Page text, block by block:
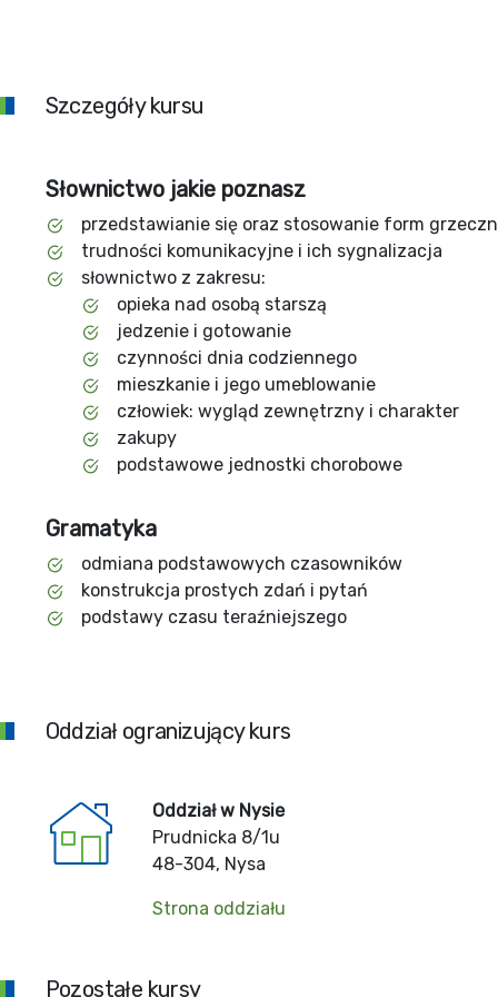
Szczegóły kursu
Słownictwo jakie poznasz
przedstawianie się oraz stosowanie form
trudności komunikacyjne i ich sygnalizacja
słownictwo z zakresu:
opieka nad osobą starszą
jedzenie i gotowanie
czynności dnia codziennego
mieszkanie i jego umeblowanie
człowiek: wygląd zewnętrzny i charakter
zakupy
podstawowe jednostki chorobowe
Gramatyka
odmiana podstawowych czasowników
konstrukcja prostych zdań i pytań
podstawy czasu teraźniejszego
Oddział ogranizujący kurs
Oddział w Nysie
Prudnicka 8/1u
48-304, Nysa
Strona oddziału
Pozostałe kursy